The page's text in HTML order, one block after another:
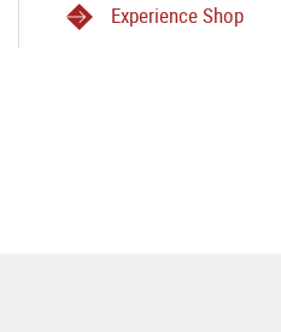
Experience Shop